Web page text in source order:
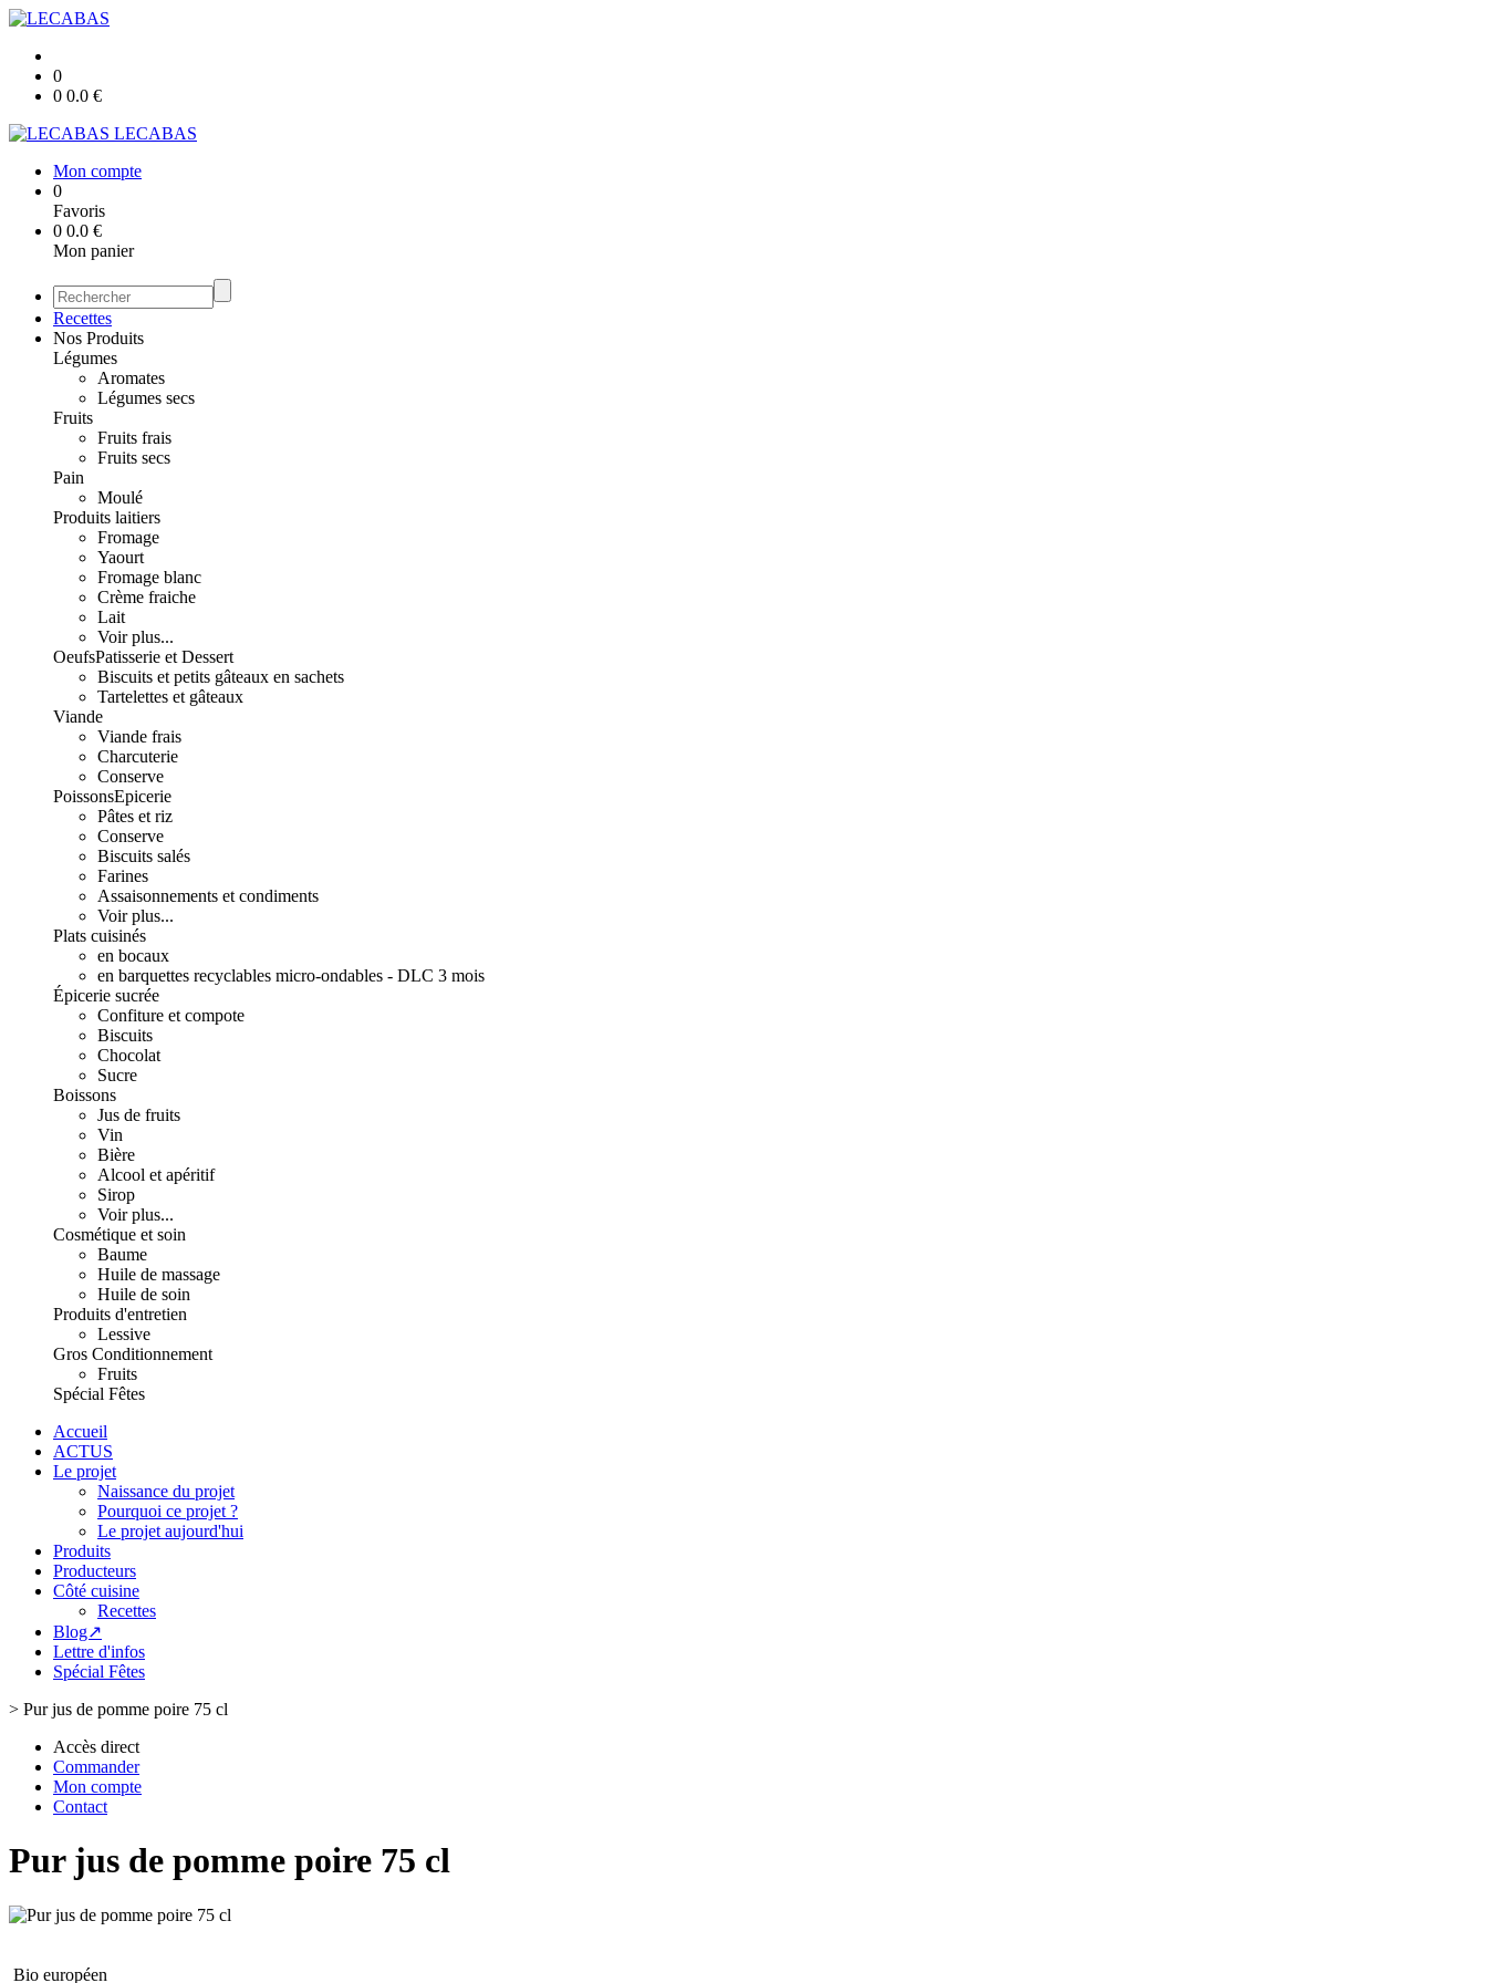
0
0 0.0 €
LECABAS
Mon compte
0
Favoris
0 0.0 €
Mon panier
Recettes
Nos Produits
Légumes
Aromates
Légumes secs
Fruits
Fruits frais
Fruits secs
Pain
Moulé
Produits laitiers
Fromage
Yaourt
Fromage blanc
Crème fraiche
Lait
Voir plus...
OeufsPatisserie et Dessert
Biscuits et petits gâteaux en sachets
Tartelettes et gâteaux
Viande
Viande frais
Charcuterie
Conserve
PoissonsEpicerie
Pâtes et riz
Conserve
Biscuits salés
Farines
Assaisonnements et condiments
Voir plus...
Plats cuisinés
en bocaux
en barquettes recyclables micro-ondables - DLC 3 mois
Épicerie sucrée
Confiture et compote
Biscuits
Chocolat
Sucre
Boissons
Jus de fruits
Vin
Bière
Alcool et apéritif
Sirop
Voir plus...
Cosmétique et soin
Baume
Huile de massage
Huile de soin
Produits d'entretien
Lessive
Gros Conditionnement
Fruits
Spécial Fêtes
Accueil
ACTUS
Le projet
Naissance du projet
Pourquoi ce projet ?
Le projet aujourd'hui
Produits
Producteurs
Côté cuisine
Recettes
Blog↗
Lettre d'infos
Spécial Fêtes
> Pur jus de pomme poire 75 cl
Accès direct
Commander
Mon compte
Contact
Pur jus de pomme poire 75 cl
Bio européen